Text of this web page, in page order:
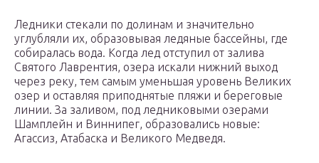
Ледники стекали по долинам и значительно
углубляли их, образовывая ледяные бассейны, где
собиралась вода. Когда лед отступил от залива
Святого Лаврентия, озера искали нижний выход
через реку, тем самым уменьшая уровень Великих
озер и оставляя приподнятые пляжи и береговые
линии. За заливом, под ледниковыми озерами
Шамплейн и Виннипег, образовались новые:
Агассиз, Атабаска и Великого Медведя.